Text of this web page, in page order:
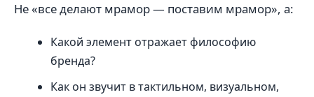
Не «все делают мрамор — поставим мрамор», а:
Какой элемент отражает философию
бренда?
Как он звучит в тактильном, визуальном,